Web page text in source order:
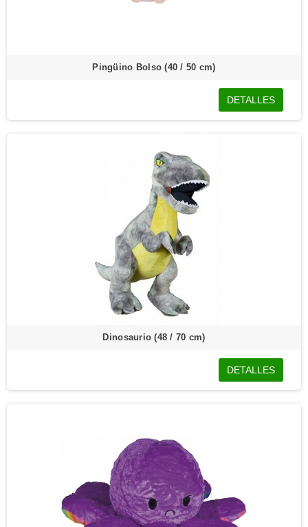
Pingüino Bolso (40 / 50 cm)
DETALLES
Dinosaurio (48 / 70 cm)
DETALLES